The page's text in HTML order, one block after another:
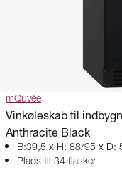
mQuvée
Vinkøleskab til
Anthracite Black
B:39,5 x H: 88/95 x D:
Plads til 34 flasker